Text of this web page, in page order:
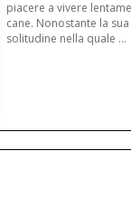
piacere a vivere
cane. Nonostante la
solitudine nella quale ...